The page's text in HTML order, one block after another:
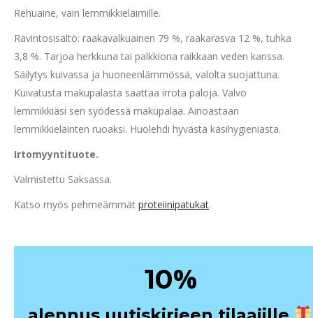
Rehuaine, vain lemmikkieläimille.
Ravintosisältö: raakavalkuainen 79 %, raakarasva 12 %, tuhka
3,8 %. Tarjoa herkkuna tai palkkiona raikkaan veden kanssa.
Säilytys kuivassa ja huoneenlämmössä, valolta suojattuna.
Kuivatusta makupalasta saattaa irrota paloja. Valvo
lemmikkiäsi sen syödessä makupalaa. Ainoastaan
lemmikkieläinten ruoaksi. Huolehdi hyvästä käsihygieniasta.
Irtomyyntituote.
Valmistettu Saksassa.
Katso myös pehmeämmät proteiinipatukat.
10%